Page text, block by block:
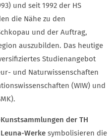
und seit 1992 der HS
die Nähe zu den
und der Auftrag,
auszubilden. Das heutige
Studienangebot
und Naturwissenschaften
(WIW) und
der TH
Werke symbolisieren die